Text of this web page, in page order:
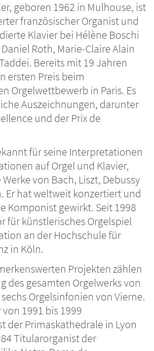
geboren 1962 in Mulhouse, ist
französischer Organist und
Klavier bei Hélène Boschi
Roth, Marie-Claire Alain
Bereits mit 19 Jahren
ersten Preis beim
Orgelwettbewerb in Paris. Es
Auszeichnungen, darunter
und der Prix de
für seine Interpretationen
auf Orgel und Klavier,
von Bach, Liszt, Debussy
Er hat weltweit konzertiert und
Komponist gewirkt. Seit 1998
für künstlerisches Orgelspiel
an der Hochschule für
in Köln.
Projekten zählen
des gesamten Orgelwerks von
Orgelsinfonien von Vierne.
1991 bis 1999
der Primaskathedrale in Lyon
Titularorganist der